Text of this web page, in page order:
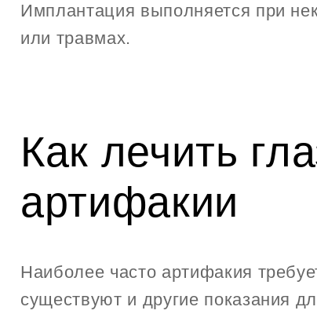
Имплантация выполняется при
или травмах.
Как лечить
артифакии
Наиболее часто артифакия
существуют и другие показания